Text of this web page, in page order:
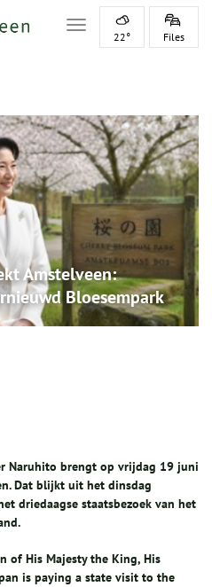
Toggle navigation
22° Files
Amstelveen:
Bloesempark
Naruhito brengt op vrijdag 19 juni
Dat blijkt uit het dinsdag
driedaagse staatsbezoek van het
of His Majesty the King, His
is paying a state visit to the